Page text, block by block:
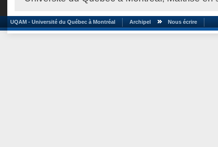
UQAM - Université du Québec à Montréal Archipel Nous écrire